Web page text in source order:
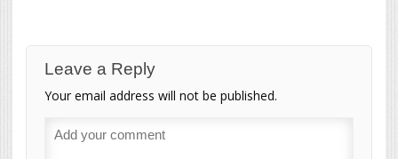
Leave a Reply
Your email address will not be published.